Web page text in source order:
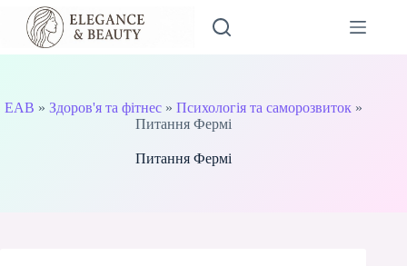
Перейти
вмісту
EAB » Здоров'я та фітнес» Психологія та саморозвиток»
Питання Фермі
Питання Фермі